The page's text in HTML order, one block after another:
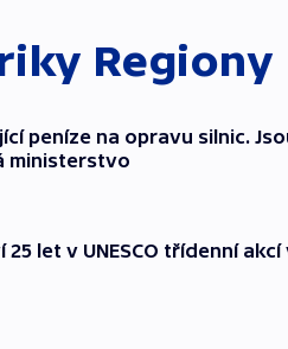
Regiony
peníze na opravu silnic.
ministerstvo
let v UNESCO třídenní akcí